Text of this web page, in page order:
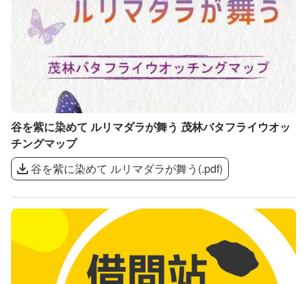
谷を紫に染めて ルリマダラが舞う 茂林バタフライウオッ
チングマップ
谷を紫に染めて ルリマダラが舞う (.pdf)